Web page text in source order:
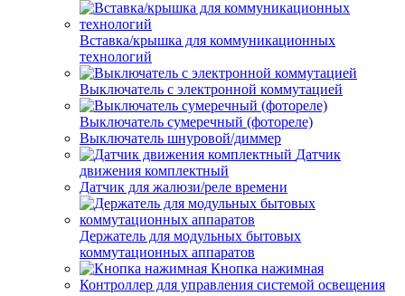
Вставка/крышка для коммуникационных
технологий
Выключатель с электронной коммутацией
Выключатель сумеречный (фотореле)
Выключатель шнуровой/диммер
Датчик
движения комплектный
Датчик для жалюзи/реле времени
Держатель для модульных бытовых
коммутационных аппаратов
Кнопка нажимная
Контроллер для управления системой освещения